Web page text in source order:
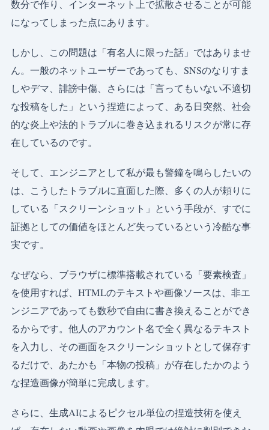
数分で作り、インターネット上で拡散させることが可能
になってしまった点にあります。
しかし、この問題は「有名人に限った話」ではありませ
ん。一般のネットユーザーであっても、SNSのなりすま
しやデマ、誹謗中傷、さらには「言ってもいない不適切
な投稿をした」という捏造によって、ある日突然、社会
的な炎上や法的トラブルに巻き込まれるリスクが常に存
在しているのです。
そして、エンジニアとして私が最も警鐘を鳴らしたいの
は、こうしたトラブルに直面した際、多くの人が頼りに
している「スクリーンショット」という手段が、すでに
証拠としての価値をほとんど失っているという冷酷な事
実です。
なぜなら、ブラウザに標準搭載されている「要素検査」
を使用すれば、HTMLのテキストや画像ソースは、非エ
ンジニアであっても数秒で自由に書き換えることができ
るからです。他人のアカウント名で全く異なるテキスト
を入力し、その画面をスクリーンショットとして保存す
るだけで、あたかも「本物の投稿」が存在したかのよう
な捏造画像が簡単に完成します。
さらに、生成AIによるピクセル単位の捏造技術を使え